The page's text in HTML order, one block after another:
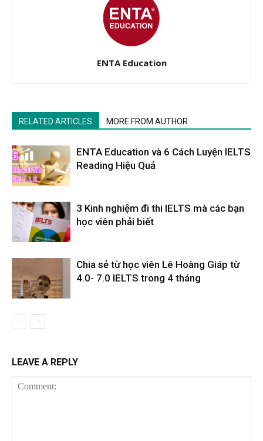
ENTA Education
RELATED ARTICLES MORE FROM AUTHOR
ENTA Education và 6 Cách Luyện IELTS
Reading Hiệu Quả
3 Kinh nghiệm đi thi IELTS mà các bạn
học viên phải biết
Chia sẻ từ học viên Lê Hoàng Giáp từ
4.0- 7.0 IELTS trong 4 tháng
LEAVE A REPLY